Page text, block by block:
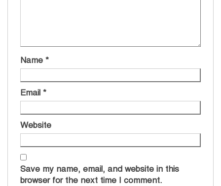
Name *
Email *
Website
Save my name, email, and website in this
browser for the next time I comment.